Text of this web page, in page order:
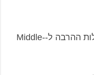
תוסיף, אל תפחד– ביקורת חבילות ההרבה ל-Middle-